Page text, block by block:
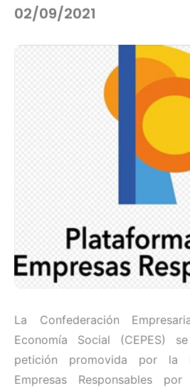
02/09/2021
La Confederación
Economía Social (CEPES)
petición promovida por la
Empresas Responsables